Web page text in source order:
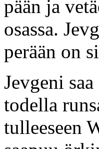
pään ja
osassa.
perään on
Jevgeni
todella
tulleeseen